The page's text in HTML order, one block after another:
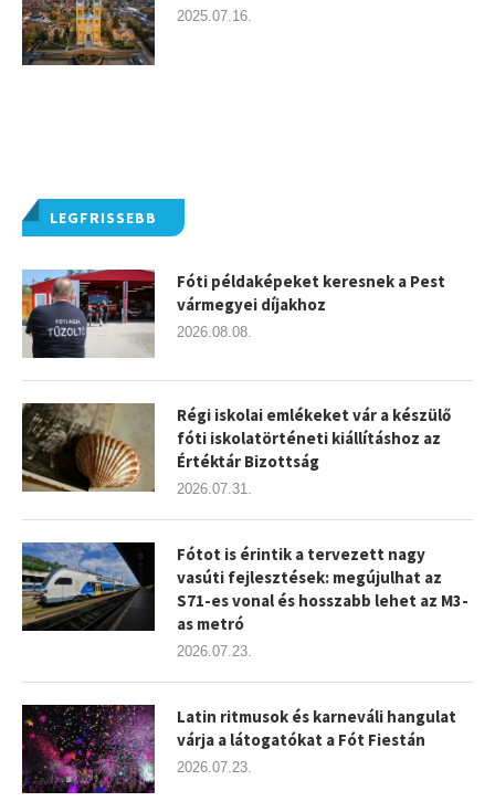
LEGFRISSEBB
Fóti példaképeket keresnek a Pest
vármegyei díjakhoz
2026.08.08.
Régi iskolai emlékeket vár a készülő
fóti iskolatörténeti kiállításhoz az
Értéktár Bizottság
2026.07.31.
Fótot is érintik a tervezett nagy
vasúti fejlesztések: megújulhat az
S71-es vonal és hosszabb lehet az M3-
as metró
2026.07.23.
Latin ritmusok és karneváli hangulat
várja a látogatókat a Fót Fiestán
2026.07.23.
2025.07.16.